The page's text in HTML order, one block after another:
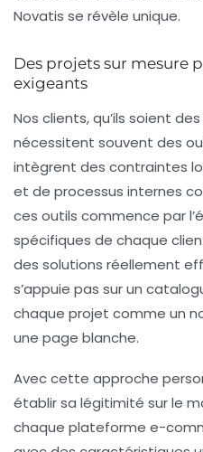
Novatis se révèle unique.
Des projets sur mesure
exigeants
Nos clients, qu’ils soient
nécessitent souvent des
intègrent des contraintes
et de processus internes
ces outils commence par
spécifiques de chaque
des solutions réellement
s’appuie pas sur un
chaque projet comme un
une page blanche.
Avec cette approche
établir sa légitimité sur le
chaque plateforme e-